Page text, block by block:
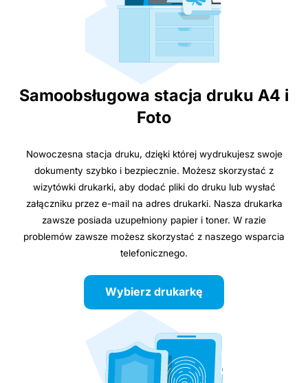
Samoobsługowa stacja druku A4 i
Foto
Nowoczesna stacja druku, dzięki której wydrukujesz swoje
dokumenty szybko i bezpiecznie. Możesz skorzystać z
wizytówki drukarki, aby dodać pliki do druku lub wysłać
załączniku przez e-mail na adres drukarki. Nasza drukarka
zawsze posiada uzupełniony papier i toner. W razie
problemów zawsze możesz skorzystać z naszego wsparcia
telefonicznego.
Wybierz drukarkę